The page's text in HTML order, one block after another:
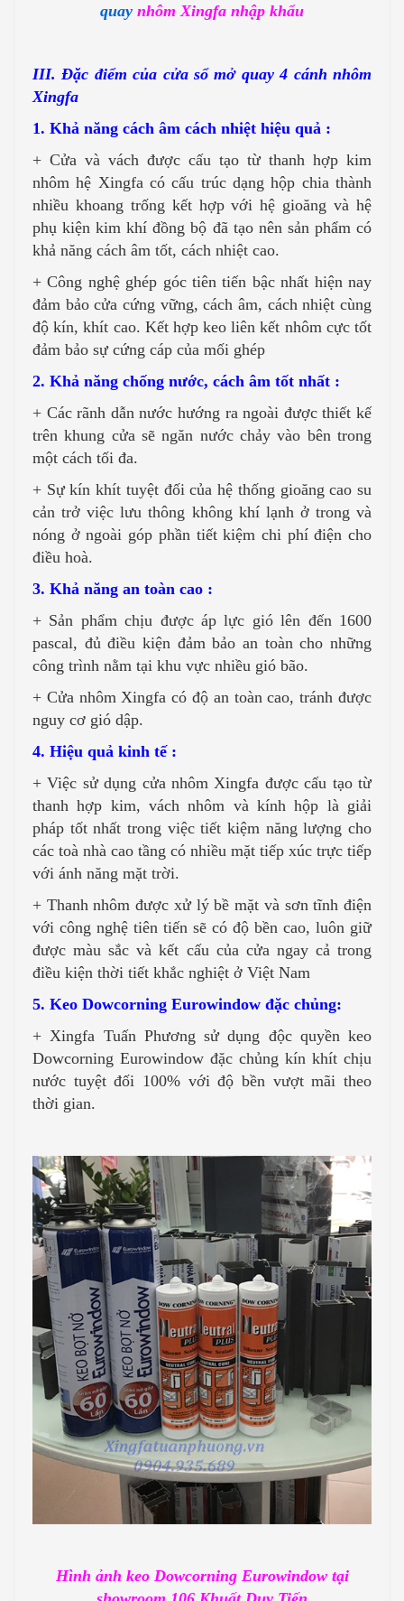
quay nhôm Xingfa nhập khẩu
III. Đặc điểm của cửa sổ mở quay 4 cánh nhôm
Xingfa
1. Khả năng cách âm cách nhiệt hiệu quả :
+ Cửa và vách được cấu tạo từ thanh hợp kim
nhôm hệ Xingfa có cấu trúc dạng hộp chia thành
nhiều khoang trống kết hợp với hệ gioăng và hệ
phụ kiện kim khí đồng bộ đã tạo nên sản phẩm có
khả năng cách âm tốt, cách nhiệt cao.
+ Công nghệ ghép góc tiên tiến bậc nhất hiện nay
đảm bảo cửa cứng vững, cách âm, cách nhiệt cùng
độ kín, khít cao. Kết hợp keo liên kết nhôm cực tốt
đảm bảo sự cứng cáp của mối ghép
2. Khả năng chống nước, cách âm tốt nhất :
+ Các rãnh dẫn nước hướng ra ngoài được thiết kế
trên khung cửa sẽ ngăn nước chảy vào bên trong
một cách tối đa.
+ Sự kín khít tuyệt đối của hệ thống gioăng cao su
cản trở việc lưu thông không khí lạnh ở trong và
nóng ở ngoài góp phần tiết kiệm chi phí điện cho
điều hoà.
3. Khả năng an toàn cao :
+ Sản phẩm chịu được áp lực gió lên đến 1600
pascal, đủ điều kiện đảm bảo an toàn cho những
công trình nằm tại khu vực nhiều gió bão.
+ Cửa nhôm Xingfa có độ an toàn cao, tránh được
nguy cơ gió dập.
4. Hiệu quả kinh tế :
+ Việc sử dụng cửa nhôm Xingfa được cấu tạo từ
thanh hợp kim, vách nhôm và kính hộp là giải
pháp tốt nhất trong việc tiết kiệm năng lượng cho
các toà nhà cao tầng có nhiều mặt tiếp xúc trực tiếp
với ánh năng mặt trời.
+ Thanh nhôm được xử lý bề mặt và sơn tĩnh điện
với công nghệ tiên tiến sẽ có độ bền cao, luôn giữ
được màu sắc và kết cấu của cửa ngay cả trong
điều kiện thời tiết khắc nghiệt ở Việt Nam
5. Keo Dowcorning Eurowindow đặc chủng:
+ Xingfa Tuấn Phương sử dụng độc quyền keo
Dowcorning Eurowindow đặc chủng kín khít chịu
nước tuyệt đối 100% với độ bền vượt mãi theo
thời gian.
Hình ảnh keo Dowcorning Eurowindow tại